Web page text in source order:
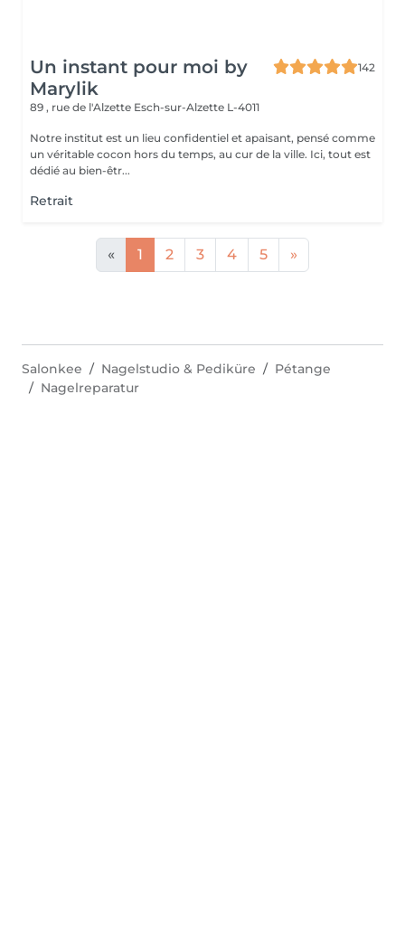
Un instant pour moi by
Marylik
142
89 , rue de l'Alzette Esch-sur-Alzette L-4011
Notre institut est un lieu confidentiel et apaisant, pensé comme
un véritable cocon hors du temps, au cur de la ville. Ici, tout est
dédié au bien-êtr...
Retrait
« 1 2 3 4 5 »
Salonkee Nagelstudio & Pediküre
Pétange
Nagelreparatur